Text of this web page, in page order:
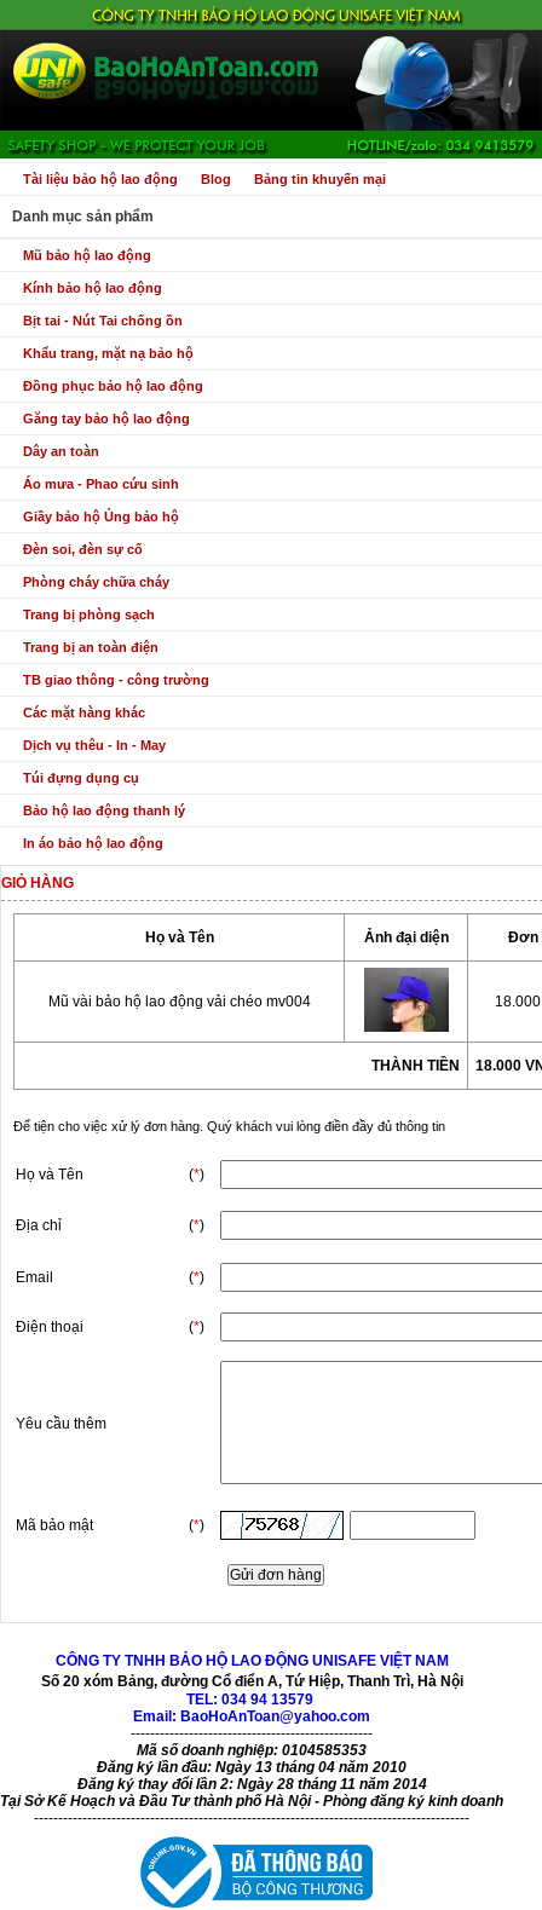
Tài liệu bảo hộ lao động Blog Bảng tin khuyến mại
Danh mục sản phẩm
Mũ bảo hộ lao động
Kính bảo hộ lao động
Bịt tai - Nút Tai chống ồn
Khẩu trang, mặt nạ bảo hộ
Đồng phục bảo hộ lao động
Găng tay bảo hộ lao động
Dây an toàn
Áo mưa - Phao cứu sinh
Giầy bảo hộ Ủng bảo hộ
Đèn soi, đèn sự cố
Phòng cháy chữa cháy
Trang bị phòng sạch
Trang bị an toàn điện
TB giao thông - công trường
Các mặt hàng khác
Dịch vụ thêu - In - May
Túi đựng dụng cụ
Bảo hộ lao động thanh lý
In áo bảo hộ lao động
GIỎ HÀNG
Họ và Tên Ảnh đại diện Đơn
Mũ vài bảo hộ lao động vải chéo mv004
THÀNH TIỀN 18.000
Để tiện cho việc xử lý đơn hàng. Quý khách vui lòng điền đầy đủ thông tin
Họ và Tên (*)
Địa chỉ (*)
Email (*)
Điện thoại (*)
Yêu cầu thêm
Mã bảo mật (*)
CÔNG TY TNHH BẢO HỘ LAO ĐỘNG UNISAFE VIỆT NAM
Số 20 xóm Bảng, đường Cổ điển A, Tứ Hiệp, Thanh Trì, Hà Nội
TEL: 034 94 13579
Email: BaoHoAnToan@yahoo.com
--------------------------------------------------
Mã số doanh nghiệp: 0104585353
Đăng ký lần đầu: Ngày 13 tháng 04 năm 2010
Đăng ký thay đổi lần 2: Ngày 28 tháng 11 năm 2014
Tại Sở Kế Hoạch và Đầu Tư thành phố Hà Nội - Phòng đăng ký kinh doanh
------------------------------------------------------------------------------------------